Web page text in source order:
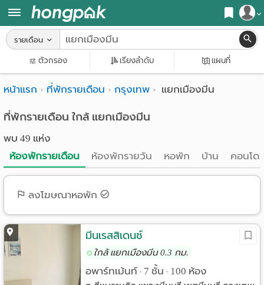
เข้าสู่ระบบ
หน้า
ค้นหา
หอพัก ใกล้ฉัน
ค้นจากสถานีรถไฟฟ้า
ค้นตามจังหวัด
ค้นจากสถานศึกษา
ค้นจากแผนที่
ค้นแบบละเอียด
อ
พาร์
ท
ห้อง
พัก
ราย
รายเดือน
ตัวกรอง เรียงลำดับ แผนที่
หน้าแรก ที่พักรายเดือน กรุงเทพ แยกเมืองมีน
ที่พักรายเดือน ใกล้ แยกเมืองมีน
พบ 49 แห่ง
ห้องพักรายเดือน
ห้องพักรายวัน หอพัก บ้าน คอนโด
ลงโฆษณาหอพัก
มีนเรสสิเดนซ์
ใกล้ แยกเมืองมีน 0.3 กม.
อพาร์ทเม้นท์ • 7 ชั้น • 100 ห้อง